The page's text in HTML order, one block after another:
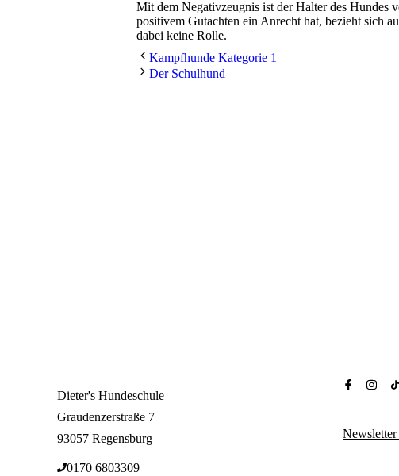
Mit dem Negativzeugnis ist der Halter des Hundes
positivem Gutachten ein Anrecht hat, bezieht sich
dabei keine Rolle.
Kampfhunde Kategorie 1
Der Schulhund
Dieter's Hundeschule
Graudenzerstraße 7
93057 Regensburg
0170 6803309‬